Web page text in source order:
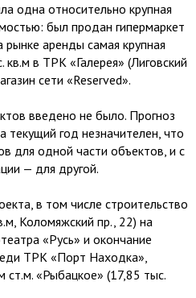
одна относительно крупная
был продан гипермаркет
аренды самая крупная
в ТРК «Галерея» (Лиговский
сети «Reserved».
введено не было. Прогноз
текущий год незначителен, что
для одной части объектов, и с
— для другой.
в том числе строительство
Коломяжский пр., 22) на
«Русь» и окончание
ТРК «Порт Находка»,
«Рыбацкое» (17,85 тыс.